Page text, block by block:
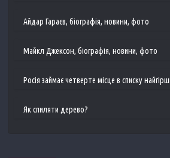
Айдар Гараєв, біографія, новини, фото
Майкл Джексон, біографія, новини, фото
Росія займає четверте місце в списку
Як спиляти дерево?